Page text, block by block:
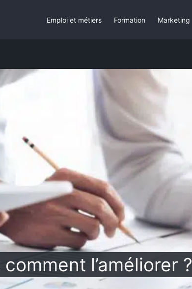
l’améliorer ?
Emploi et métiers Formation Marketing